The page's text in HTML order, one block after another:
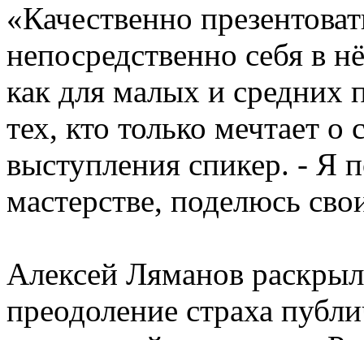
«Качественно
непосредственно себя в
как для малых и средних
тех, кто только мечтает
выступления спикер. - Я
мастерстве, поделюсь
Алексей Ляманов
преодоление страха